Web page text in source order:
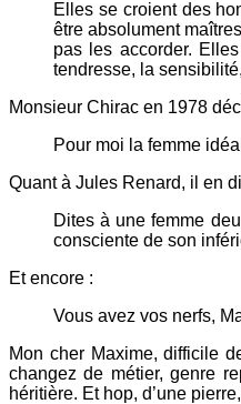
Elles se croient des
être absolument
pas les accorder.
tendresse, la
Monsieur Chirac en 1978
Pour moi la femme
Quant à Jules Renard, il en
Dites à une femme
consciente de son
Et encore :
Vous avez vos nerfs,
Mon cher Maxime, difficile
changez de métier, genre
héritière. Et hop, d’une